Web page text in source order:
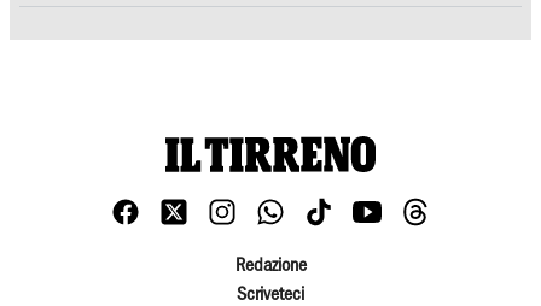
Redazione
Scriveteci